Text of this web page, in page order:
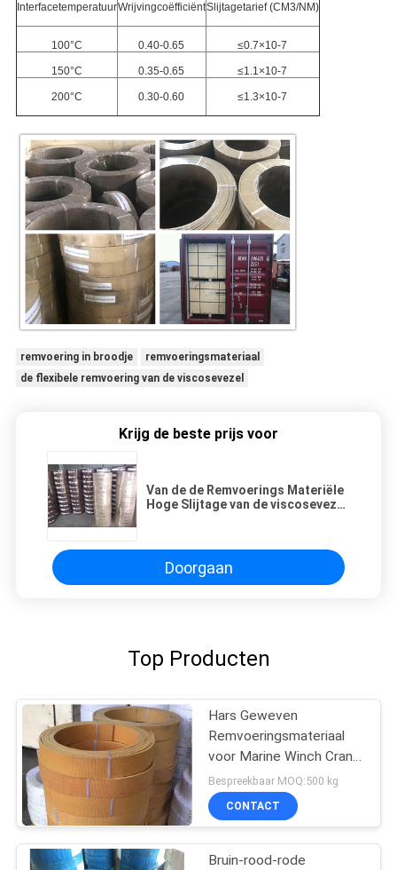
InterfacetemperatuurWrijvingcoëfficiëntSlijtagetarief (CM3/NM)
100°C 0.40-0.65 ≤0.7×10-7
150°C 0.35-0.65 ≤1.1×10-7
200°C 0.30-0.60 ≤1.3×10-7
remvoering in broodje
remvoeringsmateriaal
de flexibele remvoering van de viscosevezel
Krijg de beste prijs voor
Van de de Remvoerings Materiële
Hoge Slijtage van de viscosevezel
Doorgaan
Top Producten
Hars Geweven
Remvoeringsmateriaal
voor Marine Winch Crane
Hoist Tractor-Olieveld
Bespreekbaar MOQ:500 kg
CONTACT
Bruin-rood-rode